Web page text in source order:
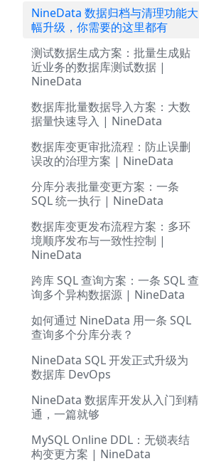
NineData 数据归档与清理功能大
幅升级，你需要的这里都有
测试数据生成方案：批量生成贴
近业务的数据库测试数据 |
NineData
数据库批量数据导入方案：大数
据量快速导入 | NineData
数据库变更审批流程：防止误删
误改的治理方案 | NineData
分库分表批量变更方案：一条
SQL 统一执行 | NineData
数据库变更发布流程方案：多环
境顺序发布与一致性控制 |
NineData
跨库 SQL 查询方案：一条 SQL 查
询多个异构数据源 | NineData
如何通过 NineData 用一条 SQL
查询多个分库分表？
NineData SQL 开发正式升级为
数据库 DevOps
NineData 数据库开发从入门到精
通，一篇就够
MySQL Online DDL：无锁表结
构变更方案 | NineData